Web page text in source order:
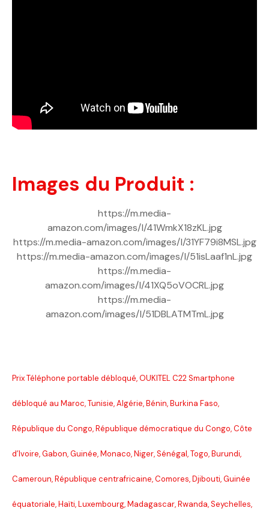
Images du Produit :
https://m.media-
amazon.com/images/I/41WmkX18zKL.jpg
https://m.media-amazon.com/images/I/31YF79i8MSL.jpg
https://m.media-amazon.com/images/I/51isLaaf1nL.jpg
https://m.media-
amazon.com/images/I/41XQ5oVOCRL.jpg
https://m.media-
amazon.com/images/I/51DBLATMTmL.jpg
Prix Téléphone portable débloqué, OUKITEL C22 Smartphone
débloqué au Maroc, Tunisie, Algérie, Bénin, Burkina Faso,
République du Congo, République démocratique du Congo, Côte
d’Ivoire, Gabon, Guinée, Monaco, Niger, Sénégal, Togo, Burundi,
Cameroun, République centrafricaine, Comores, Djibouti, Guinée
équatoriale, Haïti, Luxembourg, Madagascar, Rwanda, Seychelles,